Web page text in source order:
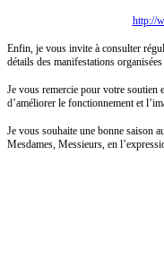
http://
Enfin, je vous invite à consulter
détails des manifestations
Je vous remercie pour votre soutien
d’améliorer le fonctionnement et
Je vous souhaite une bonne saison
Mesdames, Messieurs, en